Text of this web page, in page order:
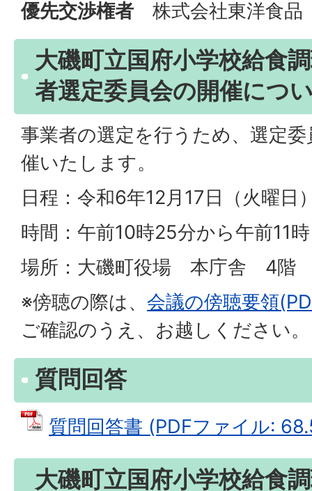
優先交渉権者 株式会社東洋食
大磯町立国府小学校給食
者選定委員会の開催につ
事業者の選定を行うため、選定
催いたします。
日程：令和6年12月17日（火曜日
時間：午前10時25分から午前11
場所：大磯町役場 本庁舎 4階
※傍聴の際は、 会議の傍聴要領
ご確認のうえ、お越しください。
質問回答
質問回答書 (PDFファイル:
大磯町立国府小学校給食